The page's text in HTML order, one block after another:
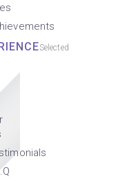
Selected